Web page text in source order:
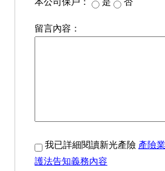
留言內容：
我已詳細閱讀新光產險 產險
護法告知義務內容